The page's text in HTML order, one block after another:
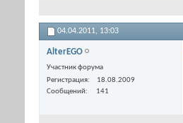
04.04.2011, 13:03
AlterEGO
Участник форума
Регистрация
18.08.2009
Сообщений
141